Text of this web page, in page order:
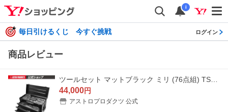
i
毎日引けるくじ 今すぐ挑戦 ログイン
商品レビュー
44,000円
アストロプロダクツ 公式